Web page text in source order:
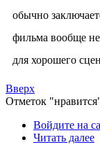
обычно
фильма вообще
для хорошего
Вверх
Отметок
Войдите на
Читать далее